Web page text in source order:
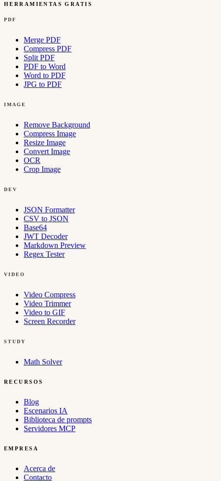
HERRAMIENTAS GRATIS
PDF
Merge PDF
Compress PDF
Split PDF
PDF to Word
Word to PDF
JPG to PDF
IMAGE
Remove Background
Compress Image
Resize Image
Convert Image
OCR
Crop Image
DEV
JSON Formatter
CSV to JSON
Base64
JWT Decoder
Markdown Preview
Regex Tester
VIDEO
Video Compress
Video Trimmer
Video to GIF
Screen Recorder
STUDY
Math Solver
RECURSOS
Blog
Escenarios IA
Biblioteca de prompts
Servidores MCP
EMPRESA
Acerca de
Contacto